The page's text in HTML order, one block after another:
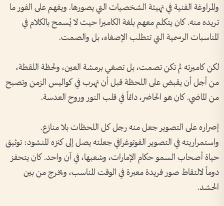
والمراوغة الفنية في تهيئة الشخصيات التي يصورها. ويفهم على الفور ما
تريده منه. كان يتكلم معهم بلغة الكاميرا حيث لا يُسمح بالكلام في
المناسبات الرسمية التي تتطلب الإصغاء، بل والصمت.
لكن كاميرته لم تكن تصمت، بل تصغي برمشة العين، ولحظة اللقطة،
من أجل أن يقبض على اللحظة قبل أن تهرب في كواليس الزمن وتصبح
من الماضي. كان هو الحاضر، دائماً في قلب النور وروح العدسة.
إصراره على التصوير جعل منه رجل كل اللحظات بلا منازع.
واستمراريته في التصوير الفوتوغرافي جعلته يصل إلى كنزه المنشود: توثيق
حياة أصحاب السمو حكام الإمارات، وشعبها، في آن واحد. كان يتحفز
دوماً لالتقاط صور فريدة معبرة في الوقت المناسب، ويخرج من بين
الحشد.